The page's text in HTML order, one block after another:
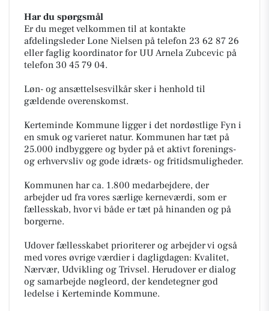
Har du spørgsmål
Er du meget velkommen til at kontakte
afdelingsleder Lone Nielsen på telefon 23 62 87 26
eller faglig koordinator for UU Arnela Zubcevic på
telefon 30 45 79 04.
Løn- og ansættelsesvilkår sker i henhold til
gældende overenskomst.
Kerteminde Kommune ligger i det nordøstlige Fyn i
en smuk og varieret natur. Kommunen har tæt på
25.000 indbyggere og byder på et aktivt forenings-
og erhvervsliv og gode idræts- og fritidsmuligheder.
Kommunen har ca. 1.800 medarbejdere, der
arbejder ud fra vores særlige kerneværdi, som er
fællesskab, hvor vi både er tæt på hinanden og på
borgerne.
Udover fællesskabet prioriterer og arbejder vi også
med vores øvrige værdier i dagligdagen: Kvalitet,
Nærvær, Udvikling og Trivsel. Herudover er dialog
og samarbejde nøgleord, der kendetegner god
ledelse i Kerteminde Kommune.